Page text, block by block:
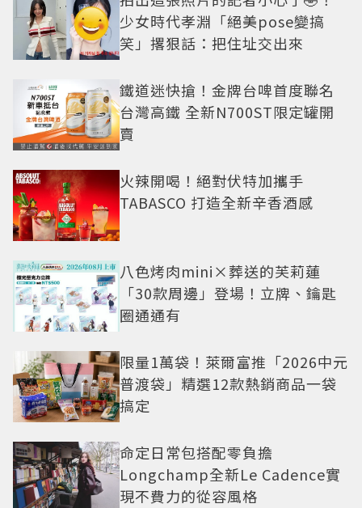
少女時代孝淵「絕美pose變搞
笑」撂狠話：把住址交出來
鐵道迷快搶！金牌台啤首度聯名
台灣高鐵 全新N700ST限定罐開
賣
火辣開喝！絕對伏特加攜手
TABASCO 打造全新辛香酒感
八色烤肉mini×葬送的芙莉蓮
「30款周邊」登場！立牌、鑰匙
圈通通有
限量1萬袋！萊爾富推「2026中元
普渡袋」精選12款熱銷商品一袋
搞定
命定日常包搭配零負擔
Longchamp全新Le Cadence實
現不費力的從容風格